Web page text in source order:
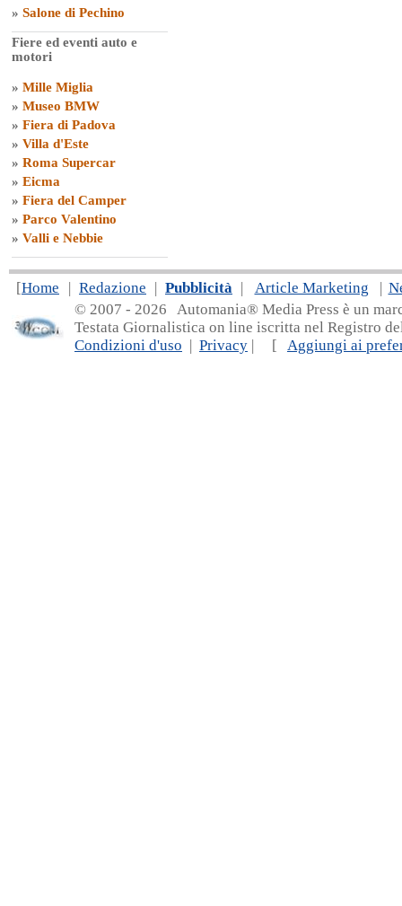
» Salone di Pechino
Fiere ed eventi auto e
motori
» Mille Miglia
» Museo BMW
» Fiera di Padova
» Villa d'Este
» Roma Supercar
» Eicma
» Fiera del Camper
» Parco Valentino
» Valli e Nebbie
[Home | Redazione | Pubblicità | Article Marketing |
© 2007 - 2026 Automania® Media Press è un
Testata Giornalistica on line iscritta nel Registro
Condizioni d'uso | Privacy | [ Aggiungi ai